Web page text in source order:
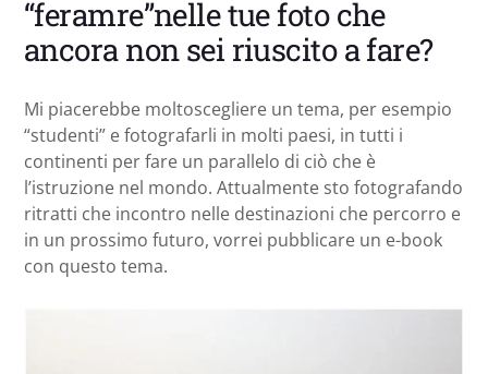
“feramre”nelle tue foto che
ancora non sei riuscito a fare?
Mi piacerebbe moltoscegliere un tema, per esempio
“studenti” e fotografarli in molti paesi, in tutti i
continenti per fare un parallelo di ciò che è
l’istruzione nel mondo. Attualmente sto fotografando
ritratti che incontro nelle destinazioni che percorro e
in un prossimo futuro, vorrei pubblicare un e-book
con questo tema.